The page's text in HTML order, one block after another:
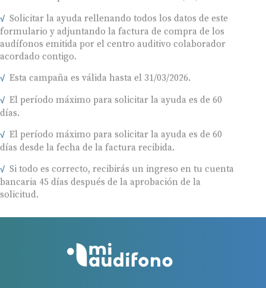
Solicitar la ayuda rellenando todos los datos de este
formulario y adjuntando la factura de compra de los
audífonos emitida por el centro auditivo colaborador
acordado contigo.
Esta campaña es válida hasta el 31/03/2026.
El período máximo para solicitar la ayuda es de 60
días.
El período máximo para solicitar la ayuda es de 60
días desde la fecha de la factura recibida.
Si todo es correcto, recibirás un ingreso en tu cuenta
bancaria 45 días después de la aprobación de la
solicitud.